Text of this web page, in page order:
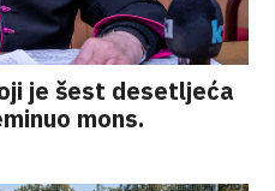
je šest desetljeća
mons.